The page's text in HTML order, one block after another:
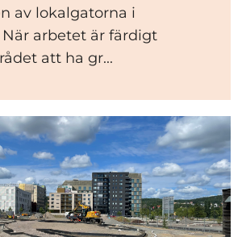
av lokalgatorna i
När arbetet är färdigt
att ha gr...